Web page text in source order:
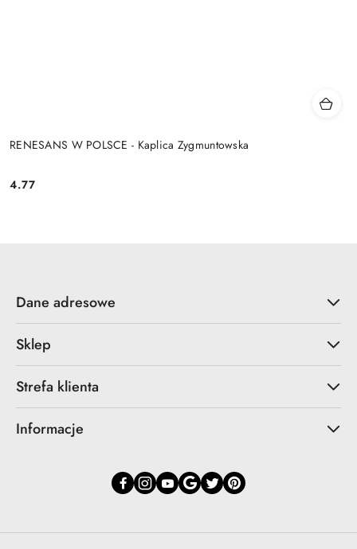
RENESANS W POLSCE - Kaplica Zygmuntowska
Cena:
4.77
Dane adresowe
Sklep
Strefa klienta
Informacje